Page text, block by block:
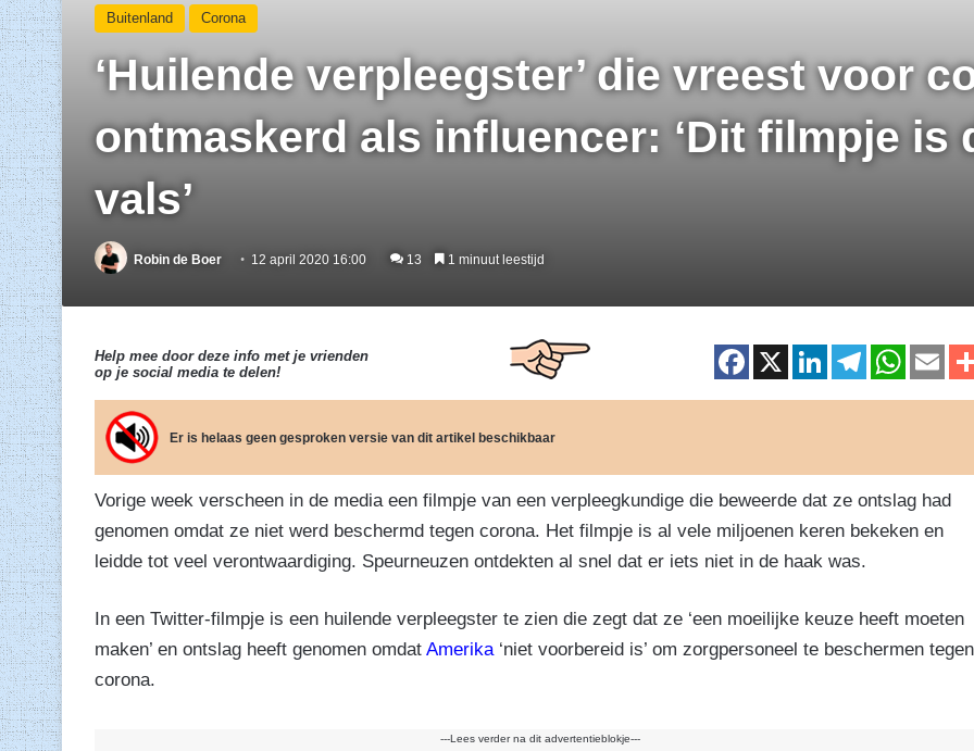
Buitenland Corona
‘Huilende verpleegster’ die vreest voor
ontmaskerd als influencer: ‘Dit filmpje is
vals’
Robin de Boer 12 april 2020 16:00 13 1 minuut leestijd
Help mee door deze info met je vrienden
op je social media te delen!
F
a
e
b
o
o
k
X
Li
n
e
dI
n
T
el
gr
a
m
W
h
s
A
p
E
m
Er is helaas geen gesproken versie van dit artikel beschikbaar
Vorige week verscheen in de media een filmpje van een verpleegkundige die beweerde dat ze ontslag had
genomen omdat ze niet werd beschermd tegen corona. Het filmpje is al vele miljoenen keren bekeken en
leidde tot veel verontwaardiging. Speurneuzen ontdekten al snel dat er iets niet in de haak was.
In een Twitter-filmpje is een huilende verpleegster te zien die zegt dat ze ‘een moeilijke keuze heeft moeten
maken’ en ontslag heeft genomen omdat Amerika‘niet voorbereid is’ om zorgpersoneel te beschermen tegen
corona.
---Lees verder na dit advertentieblokje---